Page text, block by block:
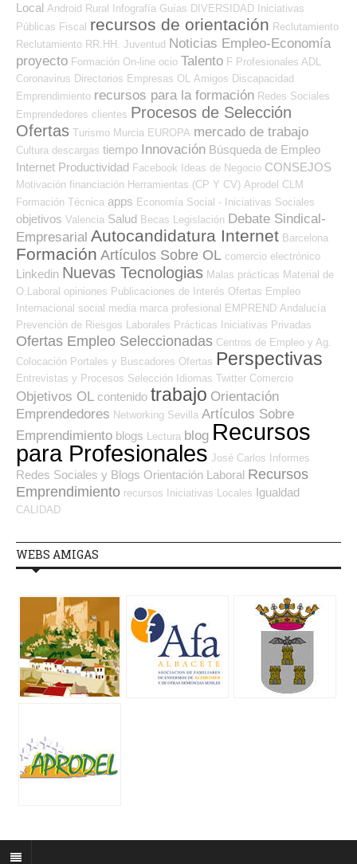
Local Android Rural Infografía Guías DIVERSIDAD Iniciativas
Públicas Fiscal recursos de orientación Reclutamiento
Reclutamiento RR.HH. Juventud Noticias Empleo-Economía
proyecto Formación On-line ocio Talento F Profesionales ADL
Coronavirus Directorios Empresas OL Amigos Discapacidad
Emprendimiento recursos para la formación Redes Sociales
Emprendedores clientes Procesos de Selección
Ofertas Turismo Murcia EUROPA mercado de trabajo
Cultura descargas tiempo Innovación Búsqueda de Empleo
Internet Productividad Facebook Ideas de Negocio CONSEJOS
Motivación financiación Herramientas (CP Y CV) Aprodel CLM
Formación Técnica apps Economía Social - Iniciativas Sociales
objetivos Valencia Salud Becas Legislación Debate Sindical-
Empresarial Autocandidatura Internet Barcelona
Formación Artículos Sobre OL comercio electrónico
Linkedin Nuevas Tecnologias Malas prácticas Material de
O.Laboral opiniones Publicaciones de Interés Ofertas Empleo
Internacional social media marca profesional EMPREND Andalucía
Prevención de Riesgos Laborales Prácticas Iniciativas Privadas
Ofertas Empleo Seleccionadas Centros de Empleo y Ag.
Colocación Portales y Buscadores Ofertas Perspectivas
Entrevistas y Procesos Selección Idiomas Twitter Comercio
Objetivos OL contenido trabajo Orientación
Emprendedores Networking Sevilla Artículos Sobre
Emprendimiento blogs Lectura blog Recursos
para Profesionales José Carlos Informes
Redes Sociales y Blogs Orientación Laboral Recursos
Emprendimiento recursos Iniciativas Locales Igualdad
CALIDAD
WEBS AMIGAS